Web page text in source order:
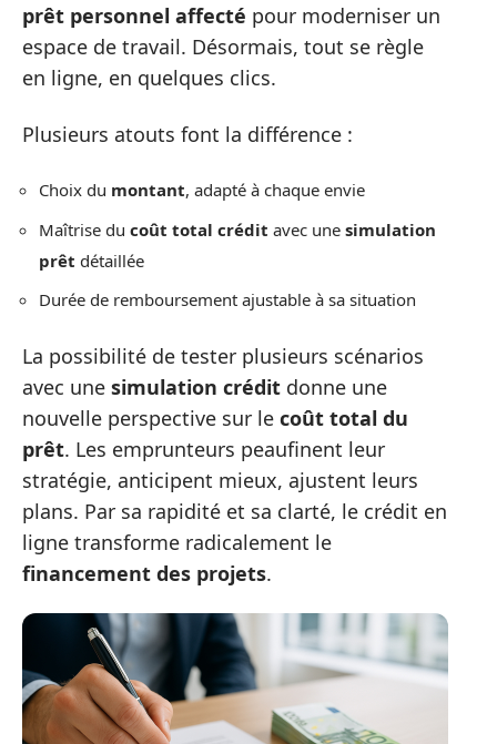
prêt personnel affecté pour moderniser un
espace de travail. Désormais, tout se règle
en ligne, en quelques clics.
Plusieurs atouts font la différence :
Choix du montant, adapté à chaque envie
Maîtrise du coût total crédit avec une simulation
prêt détaillée
Durée de remboursement ajustable à sa situation
La possibilité de tester plusieurs scénarios
avec une simulation crédit donne une
nouvelle perspective sur le coût total du
prêt. Les emprunteurs peaufinent leur
stratégie, anticipent mieux, ajustent leurs
plans. Par sa rapidité et sa clarté, le crédit en
ligne transforme radicalement le
financement des projets.